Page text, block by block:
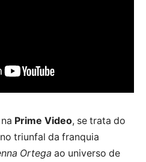
Prime Video, se trata do
triunfal da franquia
Ortega ao universo de